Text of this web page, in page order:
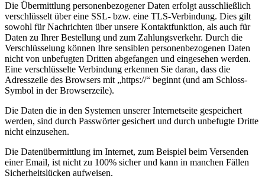
Die Übermittlung personenbezogener Daten erfolgt ausschließlich
verschlüsselt über eine SSL- bzw. eine TLS-Verbindung. Dies gilt
sowohl für Nachrichten über unsere Kontaktfunktion, als auch für
Daten zu Ihrer Bestellung und zum Zahlungsverkehr. Durch die
Verschlüsselung können Ihre sensiblen personenbezogenen Daten
nicht von unbefugten Dritten abgefangen und eingesehen werden.
Eine verschlüsselte Verbindung erkennen Sie daran, dass die
Adresszeile des Browsers mit „https://“ beginnt (und am Schloss-
Symbol in der Browserzeile).
Die Daten die in den Systemen unserer Internetseite gespeichert
werden, sind durch Passwörter gesichert und durch unbefugte Dritte
nicht einzusehen.
Die Datenübermittlung im Internet, zum Beispiel beim Versenden
einer Email, ist nicht zu 100% sicher und kann in manchen Fällen
Sicherheitslücken aufweisen.